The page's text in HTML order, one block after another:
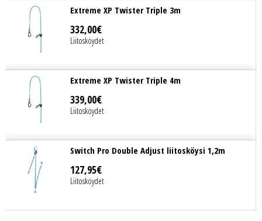
Extreme XP Twister Triple 3m
332,00€
Liitosköydet
Extreme XP Twister Triple 4m
339,00€
Liitosköydet
Switch Pro Double Adjust liitosköysi 1,2m
127,95€
Liitosköydet